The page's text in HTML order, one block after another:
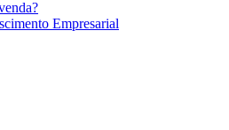
Empresarial